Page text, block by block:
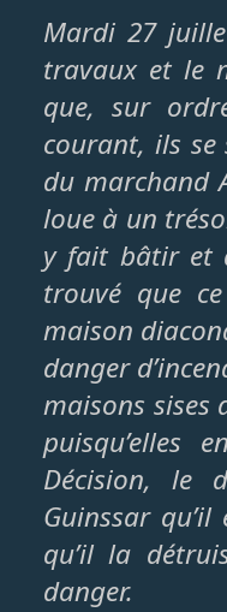
Mardi 27
travaux et le
que, sur
courant, ils se
du marchand
loue à un
y fait bâtir et
trouvé que
maison
danger
maisons
puisqu’elles
Décision, le
Guinssar
qu’il la
danger.